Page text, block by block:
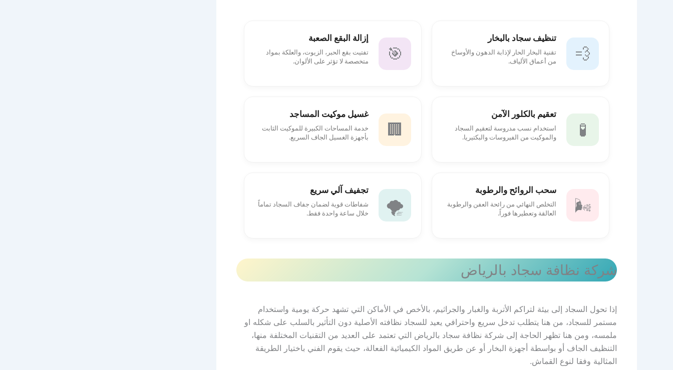
💨
تنظيف سجاد بالبخار
تقنية البخار الحار لإذابة الدهون والأوساخ
من أعماق الألياف.
🎯
إزالة البقع الصعبة
تفتيت بقع الحبر، الزيوت، والعلكة بمواد
متخصصة لا تؤثر على الألوان.
🧪
تعقيم بالكلور الآمن
استخدام نسب مدروسة لتعقيم السجاد
والموكيت من الفيروسات والبكتيريا.
🏢
غسيل موكيت المساجد
خدمة المساحات الكبيرة للموكيت الثابت
بأجهزة الغسيل الجاف السريع.
🌬️
سحب الروائح والرطوبة
التخلص النهائي من رائحة العفن والرطوبة
العالقة وتعطيرها فوراً.
🌪️
تجفيف آلي سريع
شفاطات قوية لضمان جفاف السجاد تماماً
خلال ساعة واحدة فقط.
شركة نظافة سجاد بالرياض
إذا تحول السجاد إلى بيئة لتراكم الأتربة والغبار والجراثيم، بالأخص في الأماكن التي تشهد حركة يومية واستخدام
مستمر للسجاد، من هنا يتطلب تدخل سريع واحترافي يعيد للسجاد نظافته الأصلية دون التأثير بالسلب على شكله او
ملمسه، ومن هنا تظهر الحاجة إلى شركة نظافة سجاد بالرياض التي تعتمد على العديد من التقنيات المختلفة منها،
التنظيف الجاف أو بواسطة أجهزة البخار أو عن طريق المواد الكيميائية الفعالة، حيث يقوم الفني باختيار الطريقة
المثالية وفقا لنوع القماش.